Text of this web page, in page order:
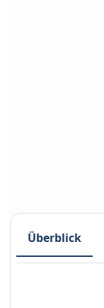
Überblick